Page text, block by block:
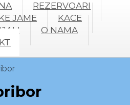
REZERVOARI
JAME
KACE
O NAMA